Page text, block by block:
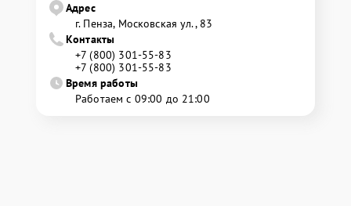
Адрес
г. Пенза, Московская ул., 83
Контакты
+7 (800) 301-55-83
+7 (800) 301-55-83
Время работы
Работаем с 09:00 до 21:00